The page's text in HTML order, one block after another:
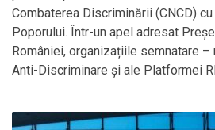
Combaterea Discriminării (CNCD)
Poporului. Într-un apel adresat
României, organizațiile semnatare
Anti-Discriminare și ale Platformei